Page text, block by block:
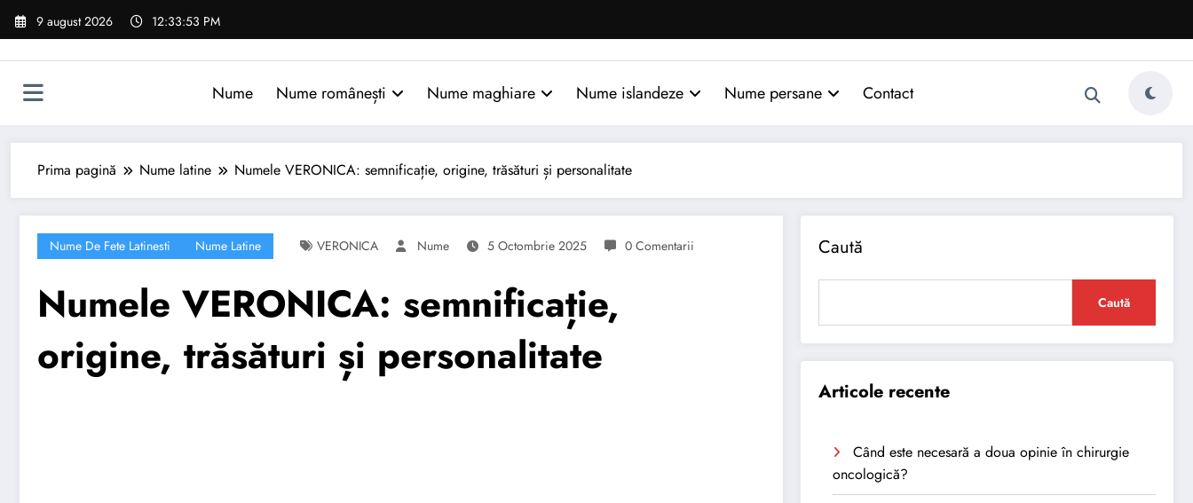
Sari
9 august 2026 12:33:54 PM
Nume Nume românești Nume maghiare Nume islandeze Nume persane Contact
Prima pagină Nume latine Numele VERONICA: semnificație, origine, trăsături și personalitate
Nume De Fete Latinesti Nume Latine VERONICA Nume 5 Octombrie 2025 0 Comentarii
Numele VERONICA: semnificație,
origine, trăsături și personalitate
Caută
Caută
Articole recente
Când este necesară a doua opinie în chirurgie
oncologică?